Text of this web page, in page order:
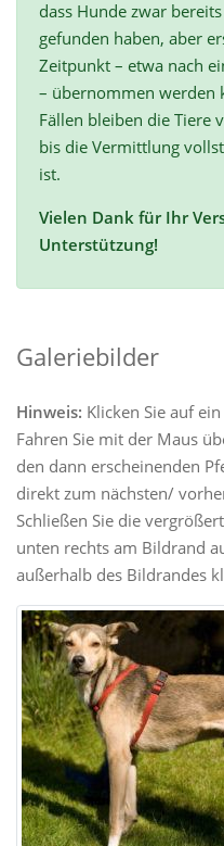
dass Hunde zwar
gefunden haben, aber
Zeitpunkt – etwa nach
– übernommen werden
Fällen bleiben die Tiere
bis die Vermittlung
ist.
Vielen Dank für Ihr
Unterstützung!
Galeriebilder
Hinweis: Klicken Sie auf
Fahren Sie mit der Maus
den dann erscheinenden
direkt zum nächsten/
Schließen Sie die
unten rechts am Bildrand
außerhalb des Bildrandes